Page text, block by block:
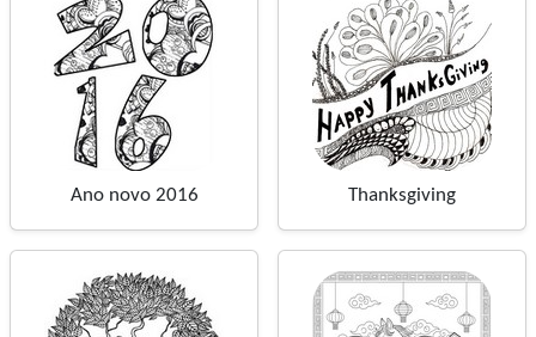
Ano novo 2016 Thanksgiving